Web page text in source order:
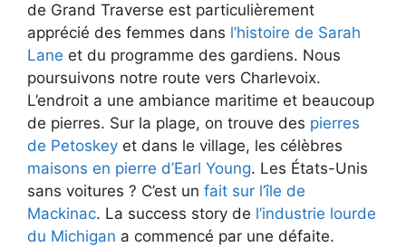
de Grand Traverse est particulièrement
apprécié des femmes dans l’histoire de Sarah
Lane et du programme des gardiens. Nous
poursuivons notre route vers Charlevoix.
L’endroit a une ambiance maritime et beaucoup
de pierres. Sur la plage, on trouve des pierres
de Petoskey et dans le village, les célèbres
maisons en pierre d’Earl Young. Les États-Unis
sans voitures ? C’est un fait sur l’île de
Mackinac. La success story de l’industrie lourde
du Michigan a commencé par une défaite.